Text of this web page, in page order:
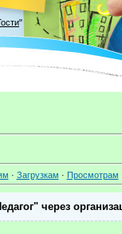
"
· Загрузкам · Просмотрам
через